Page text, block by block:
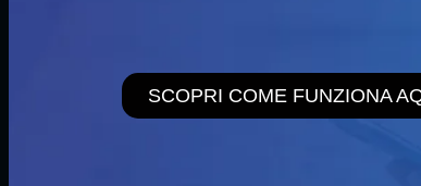
SCOPRI COME FUNZIONA